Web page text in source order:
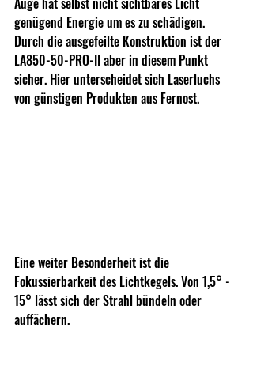
genügend Energie um es zu schädigen.
Durch die ausgefeilte Konstruktion ist der
LA850-50-PRO-II aber in diesem Punkt
sicher. Hier unterscheidet sich Laserluchs
von günstigen Produkten aus Fernost.
Eine weiter Besonderheit ist die
Fokussierbarkeit des Lichtkegels. Von 1,5° -
15° lässt sich der Strahl bündeln oder
auffächern.